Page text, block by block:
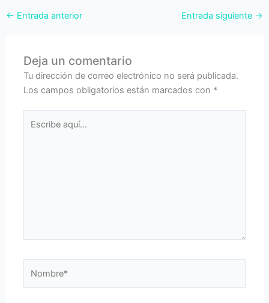
← Entrada anterior Entrada siguiente →
Deja un comentario
Tu dirección de correo electrónico no será publicada.
Los campos obligatorios están marcados con *